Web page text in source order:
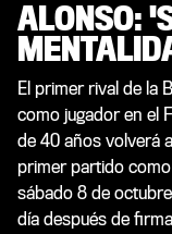
ALONSO:
El primer rival de la
como jugador en el
de 40 años volverá
primer partido
sábado 8 de
día después de